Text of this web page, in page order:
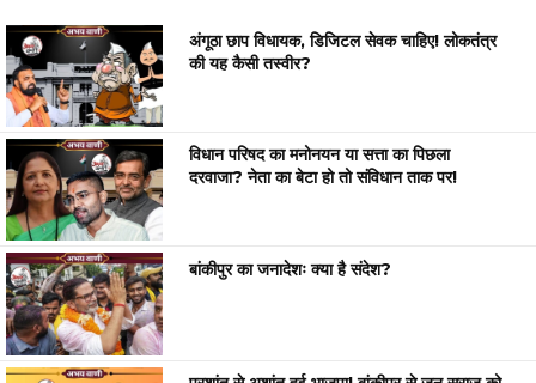
अंगूठा छाप विधायक, डिजिटल सेवक चाहिए! लोकतंत्र
की यह कैसी तस्वीर?
विधान परिषद का मनोनयन या सत्ता का पिछला
दरवाजा? नेता का बेटा हो तो संविधान ताक पर!
बांकीपुर का जनादेशः क्या है संदेश?